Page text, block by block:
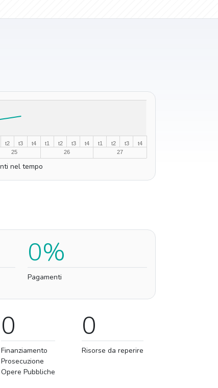
25
t2 t3 t4
t1
26
t2 t3 t4
t1
27
t2 t3 t4
nel tempo
0%
Pagamenti
0
Finanziamento
Prosecuzione
Opere Pubbliche
0
Risorse da reperire